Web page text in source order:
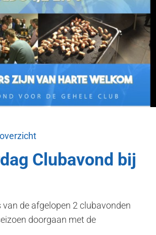
Clubavond bij
van de afgelopen 2 clubavonden
doorgaan met de